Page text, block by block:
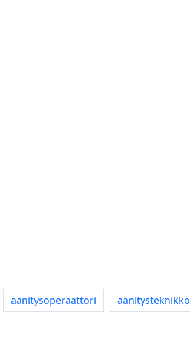
äänitysoperaattori äänitysteknikko